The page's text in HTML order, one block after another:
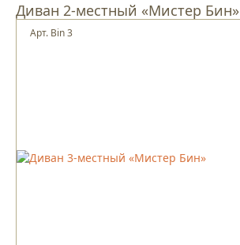
Диван 2-местный «Мистер Бин»
Арт. Bin 3